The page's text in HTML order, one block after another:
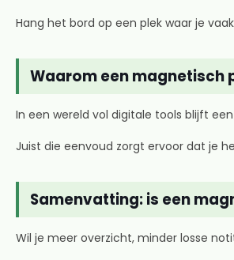
Hang het bord op een plek waar je
Waarom een magnetisch
In een wereld vol digitale tools blijft
Juist die eenvoud zorgt ervoor dat je
Samenvatting: is een
Wil je meer overzicht, minder losse